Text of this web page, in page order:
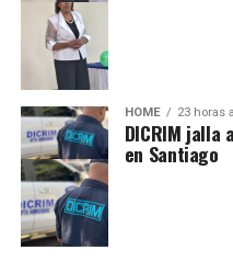
HOME 23 horas
DICRIM jalla
en Santiago